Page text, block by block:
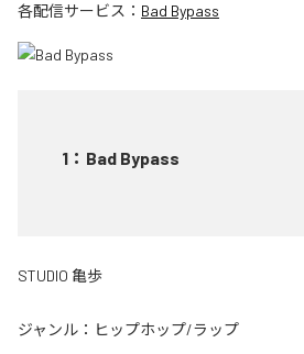
各配信サービス： Bad Bypass
1 ： Bad Bypass
STUDIO 亀歩
ジャンル： ヒップホップ/ラップ